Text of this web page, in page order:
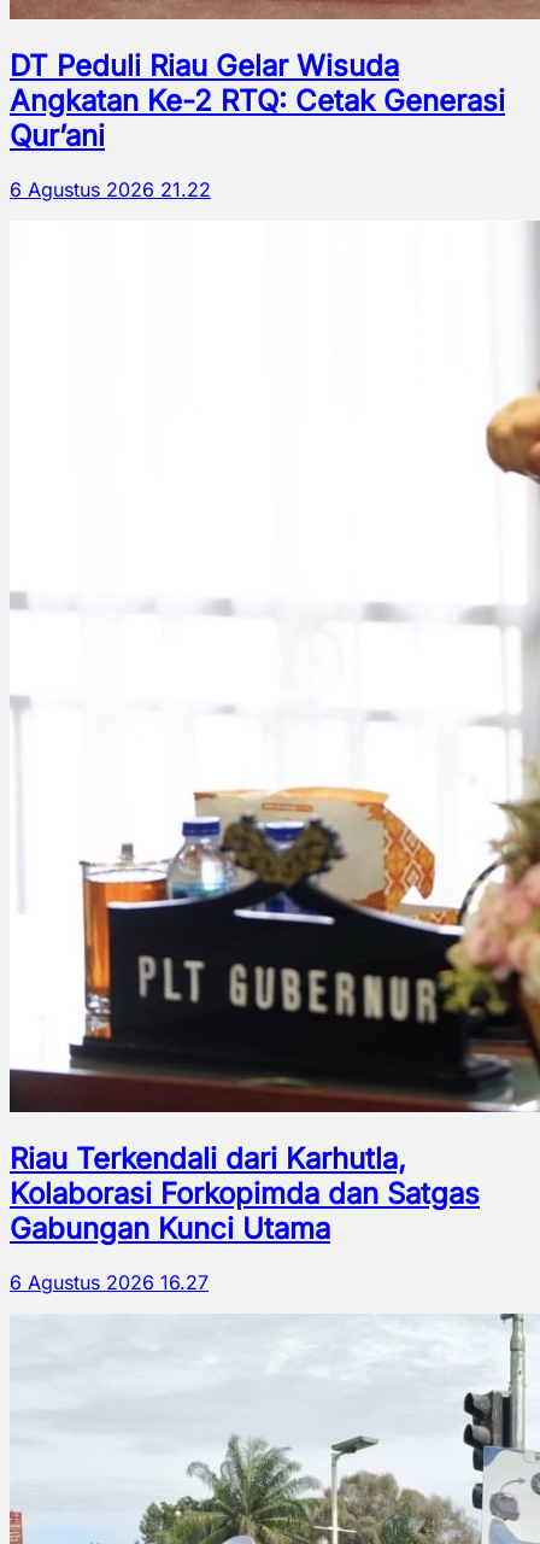
DT Peduli Riau Gelar Wisuda
Angkatan Ke-2 RTQ: Cetak Generasi
Qur’ani
6 Agustus 2026 21.22
Riau Terkendali dari Karhutla,
Kolaborasi Forkopimda dan Satgas
Gabungan Kunci Utama
6 Agustus 2026 16.27